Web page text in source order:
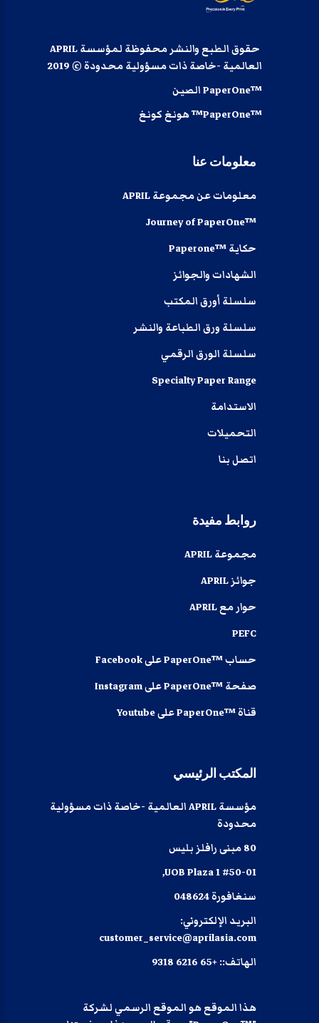
حقوق الطبع والنشر محفوظة لمؤسسة APRIL
العالمية -خاصة ذات مسؤولية محدودة © 2019
™PaperOne الصين
™PaperOne™ هونغ كونغ
معلومات عنا
معلومات عن مجموعة APRIL
™Journey of PaperOne
حكاية ™Paperone
الشهادات والجوائز
سلسلة أورق المكتب
سلسلة ورق الطباعة والنشر
سلسلة الورق الرقمي
Specialty Paper Range
الاستدامة
التحميلات
اتصل بنا
روابط مفيدة
مجموعة APRIL
جوائز APRIL
حوار مع APRIL
PEFC
حساب ™PaperOne على Facebook
صفحة ™PaperOne على Instagram
قناة ™PaperOne على Youtube
المكتب الرئيسي
مؤسسة APRIL العالمية -خاصة ذات مسؤولية
محدودة
80 مبنى رافلز بليس
#50-01 UOB Plaza 1,
سنغافورة 048624
البريد الإلكتروني:
customer_service@aprilasia.com
الهاتف::+65 6216 9318
هذا الموقع هو الموقع الرسمي لشركة